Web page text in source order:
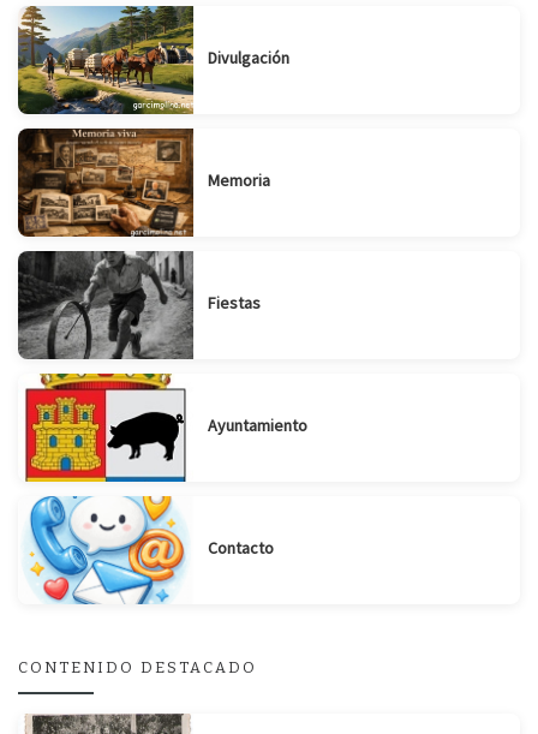
Divulgación
Memoria
Fiestas
Ayuntamiento
Contacto
CONTENIDO DESTACADO
Suscribirse